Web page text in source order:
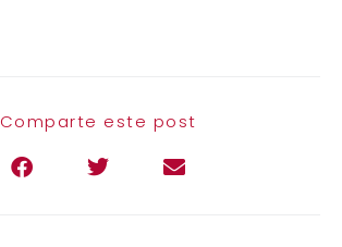
Comparte este post